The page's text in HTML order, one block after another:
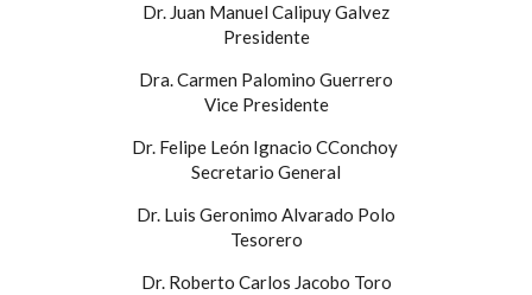
Dr. Juan Manuel Calipuy Galvez
Presidente
Dra. Carmen Palomino Guerrero
Vice Presidente
Dr. Felipe León Ignacio CConchoy
Secretario General
Dr. Luis Geronimo Alvarado Polo
Tesorero
Dr. Roberto Carlos Jacobo Toro